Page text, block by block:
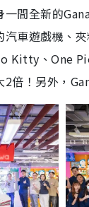
一間全新的
車遊戲機、
Kitty、One
倍！ 另外，